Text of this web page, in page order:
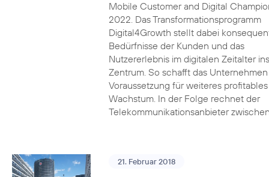
Mobile Customer and Digital
2022. Das Transformationsprogramm
Digital4Growth stellt dabei
Bedürfnisse der Kunden und das
Nutzererlebnis im digitalen Zeitalter ins
Zentrum. So schafft das
Voraussetzung für weiteres profitables
Wachstum. In der Folge rechnet der
Telekommunikationsanbieter
21. Februar 2018